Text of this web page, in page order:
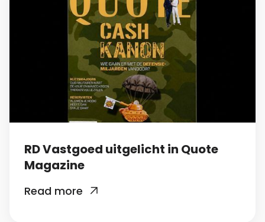
RD Vastgoed uitgelicht in Quote
Magazine
Read more 